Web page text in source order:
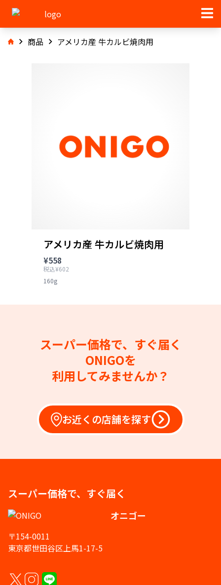
商品 アメリカ産 牛カルビ焼肉用
アメリカ産 牛カルビ焼肉用
¥558
税込¥602
160g
スーパー価格で、すぐ届く
ONIGOを
利用してみませんか？
お近くの店舗を探す
スーパー価格で、すぐ届く
オニゴー
〒154-0011
東京都世田谷区上馬1-17-5